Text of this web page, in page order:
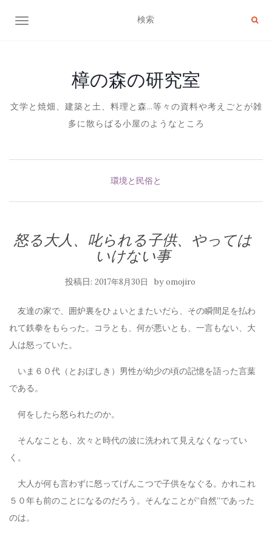
ナビゲーション切り替え
樟の森の研究室
文学と焼畑、建築と土、料理と森…等々の資料や考えごとが雑
多に散らばる小屋のようなところ
環境と民俗と
怒る大人、叱られる子供、やっては
いけない事
投稿日: 2017年8月30日 byomojiro
友達の家で、囲炉裏をひょいとまたいだら、その瞬間足を払わ
れて鉄拳をもらった。コラとも、何が悪いとも、一言もない、大
人は怒っていた。
いま６０代（とおぼしき）男性が幼少の頃の記憶を語った言葉
である。
何をしたら怒られたのか。
そんなことも、次々と時代の波に洗われて見えなくなってい
く。
大人が何も言わずに怒ってげんこつで子供をなぐる。かれこれ
５０年も前のことになるのだろう。そんなことが”自然”であった
のは。